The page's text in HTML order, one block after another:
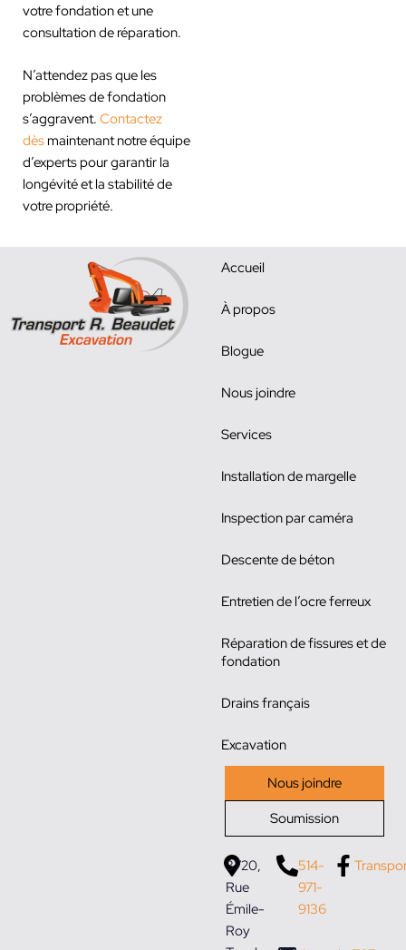
votre fondation et une
consultation de réparation.
N’attendez pas que les
problèmes de fondation
s’aggravent. Contactez
dèsmaintenant notre équipe
d’experts pour garantir la
longévité et la stabilité de
votre propriété.
Accueil
À propos
Blogue
Nous joindre
Services
Installation de margelle
Inspection par caméra
Descente de béton
Entretien de l’ocre ferreux
Réparation de fissures et de
fondation
Drains français
Excavation
Nous joindre
Soumission
3720,
Rue
Émile-
Roy
514-
971-
9136